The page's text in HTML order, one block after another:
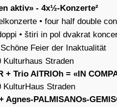
aktiv» - 4x½-Konzerte²
• four half double
• štiri in pol dvakrat
Feier der Inaktualität
Kulturhaus Straden
+ Trio AlTRIOh = «IN
KulturHaus Straden
Agnes-PALMISANOs-